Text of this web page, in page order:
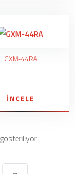
GXM-44RA
İNCELE